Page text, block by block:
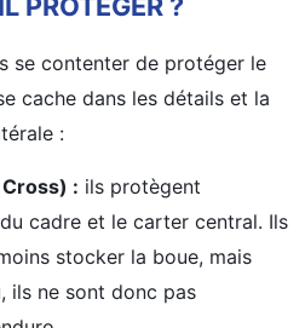
se contenter de protéger le
cache dans les détails et la
:
: ils protègent
cadre et le carter central. Ils
stocker la boue, mais
ils ne sont donc pas